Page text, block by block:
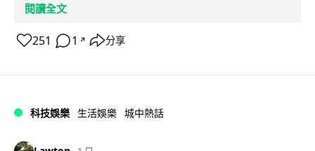
閱讀全文
251 1 ↗ 分享
科技娛樂 生活娛樂 城中熱話